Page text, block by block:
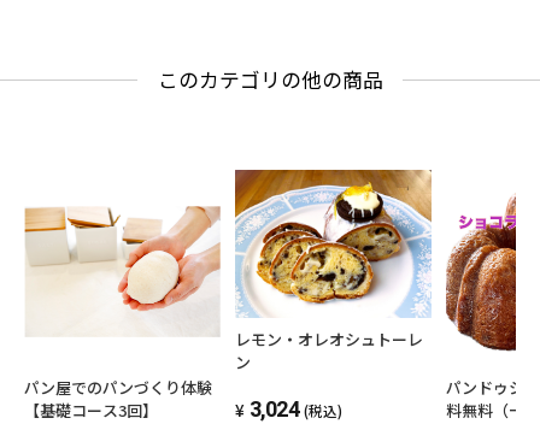
このカテゴリの他の商品
パン屋でのパンづくり体験
【基礎コース3回】
レモン・オレオシュトーレ
ン
3,024 (税込)
パンドゥシ
料無料（一